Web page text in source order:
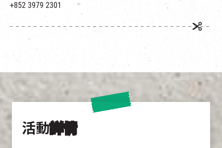
活動詳情
+852 3979 2301